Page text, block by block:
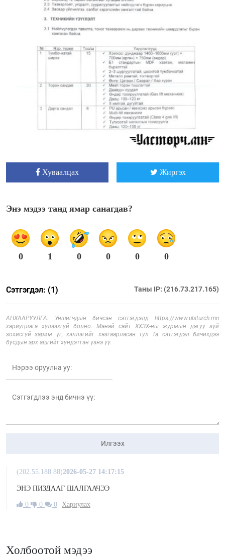
Хуваалцах Жиргэх
Энэ мэдээ танд ямар санагдав?
0 1 0 0 0 0
Сэтгэгдэл: (1) Таны IP: (216.73.217.165)
АНХААРУУЛГА: Уншигчдын бичсэн сэтгэгдэлд https://www.ulsturch.mn
хариуцлага хүлээхгүй болно. Манай сайт ХХЗХ-ны журмын дагуу зүй
зохисгүй зарим үг, хэллэгийг хязгаарласан тул Та сэтгэгдэл бичихдээ
бусдын эрх ашгийг хүндэтгэн үзнэ үү.
Илгээх
(202.55.188.88)2026-05-27 14:17:15
ЭНЭ ПИЗДААГ ШАЛГААЧЭЭ
0 0 0 Хариулах
Холбоотой мэдээ